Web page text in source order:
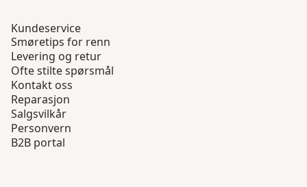
Kundeservice
Smøretips for renn
Levering og retur
Ofte stilte spørsmål
Kontakt oss
Reparasjon
Salgsvilkår
Personvern
B2B portal